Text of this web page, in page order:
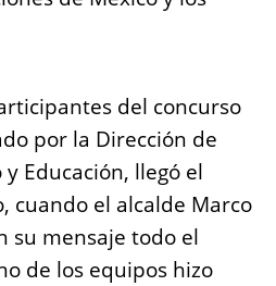
del concurso
por la Dirección de
Educación, llegó el
cuando el alcalde Marco
su mensaje todo el
de los equipos hizo